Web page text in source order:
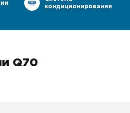
кондиционирования
Q70